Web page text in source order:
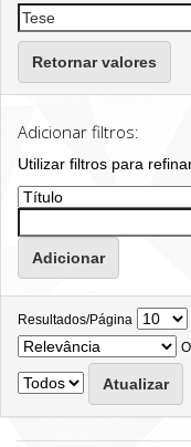
Retornar valores
Adicionar filtros:
Utilizar filtros para
Resultados/Página